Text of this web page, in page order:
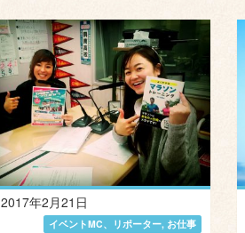
2017年2月21日
イベントMC、リポーター, お仕事